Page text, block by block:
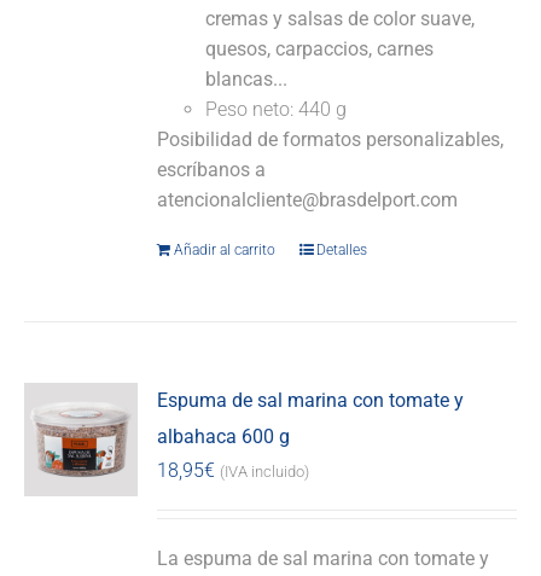
cremas y salsas de color suave,
quesos, carpaccios, carnes
blancas...
Peso neto: 440 g
Posibilidad de formatos personalizables,
escríbanos a
atencionalcliente@brasdelport.com
Añadir al carrito Detalles
Espuma de sal marina con tomate y
albahaca 600 g
18,95€ (IVA incluido)
La espuma de sal marina con tomate y